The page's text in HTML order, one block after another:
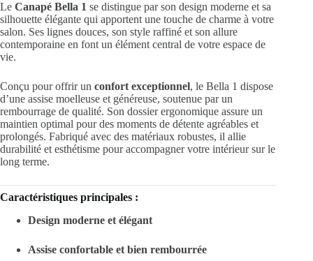
Le Canapé Bella 1 se distingue par son design moderne et sa
silhouette élégante qui apportent une touche de charme à votre
salon. Ses lignes douces, son style raffiné et son allure
contemporaine en font un élément central de votre espace de
vie.
Conçu pour offrir un confort exceptionnel, le Bella 1 dispose
d’une assise moelleuse et généreuse, soutenue par un
rembourrage de qualité. Son dossier ergonomique assure un
maintien optimal pour des moments de détente agréables et
prolongés. Fabriqué avec des matériaux robustes, il allie
durabilité et esthétisme pour accompagner votre intérieur sur le
long terme.
Caractéristiques principales :
Design moderne et élégant
Assise confortable et bien rembourrée